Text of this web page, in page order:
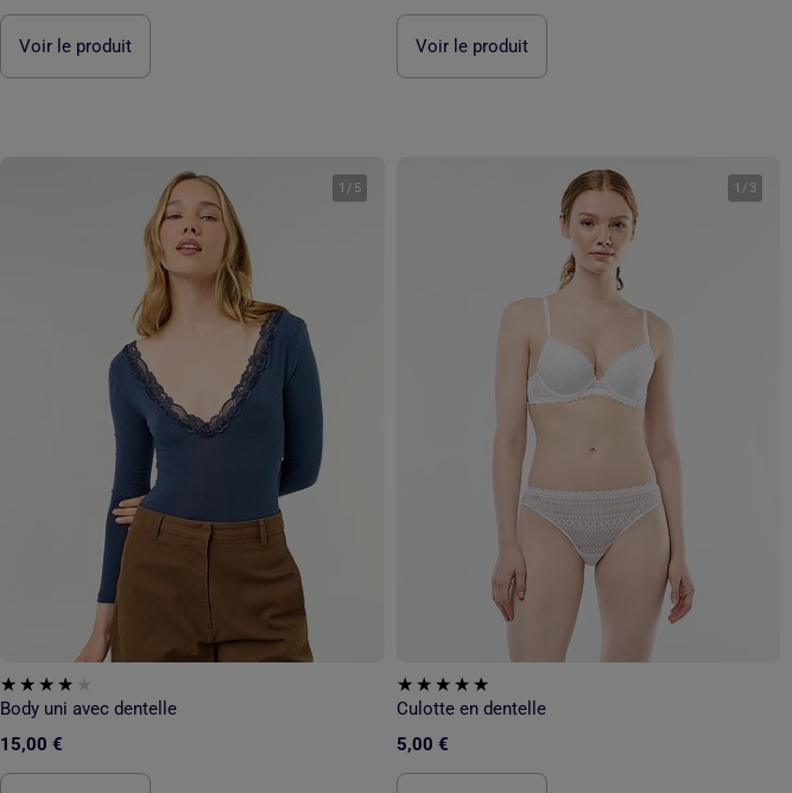
Voir le produit Voir le produit
1 / 5
Body uni avec dentelle
15,00 €
1 / 3
Culotte en dentelle
5,00 €